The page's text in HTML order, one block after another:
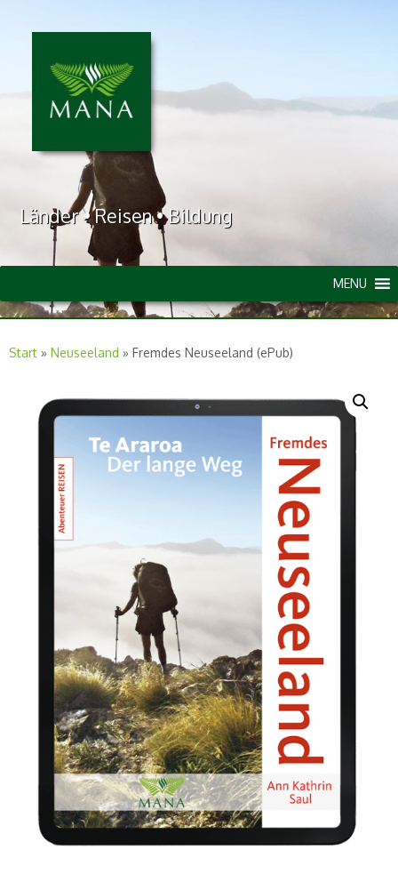
Länder • Reisen • Bildung
MENU
Start » Neuseeland » Fremdes Neuseeland (ePub)